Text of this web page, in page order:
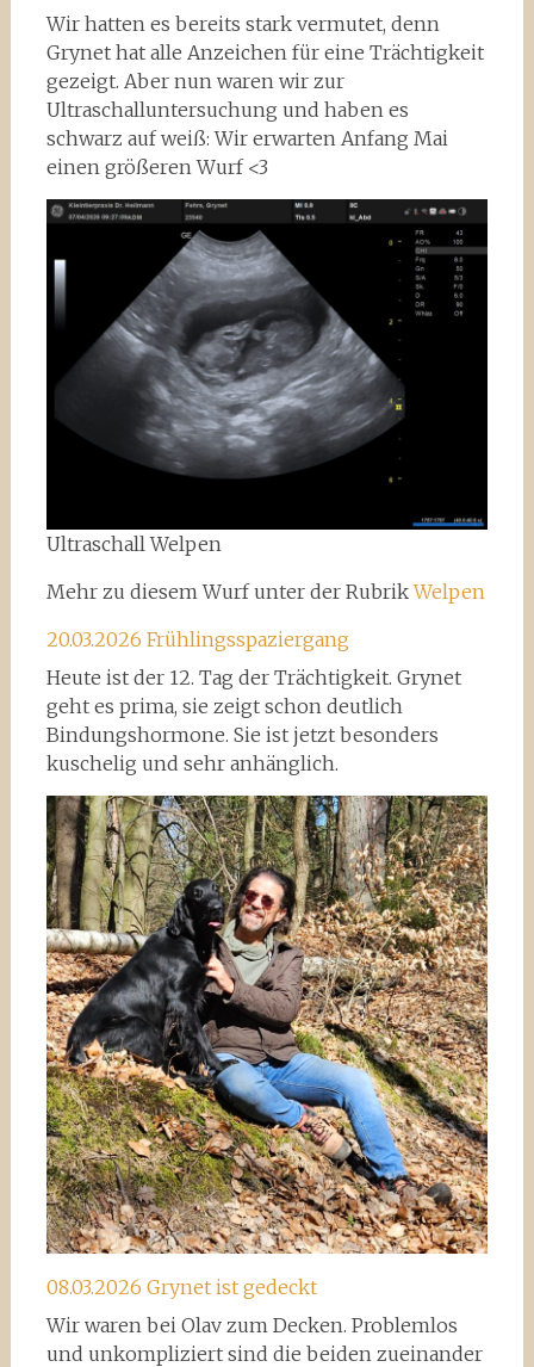
Wir hatten es bereits stark vermutet, denn
Grynet hat alle Anzeichen für eine Trächtigkeit
gezeigt. Aber nun waren wir zur
Ultraschalluntersuchung und haben es
schwarz auf weiß: Wir erwarten Anfang Mai
einen größeren Wurf <3
Ultraschall Welpen
Mehr zu diesem Wurf unter der RubrikWelpen
20.03.2026 Frühlingsspaziergang
Heute ist der 12. Tag der Trächtigkeit. Grynet
geht es prima, sie zeigt schon deutlich
Bindungshormone. Sie ist jetzt besonders
kuschelig und sehr anhänglich.
08.03.2026 Grynet ist gedeckt
Wir waren bei Olav zum Decken. Problemlos
und unkompliziert sind die beiden zueinander